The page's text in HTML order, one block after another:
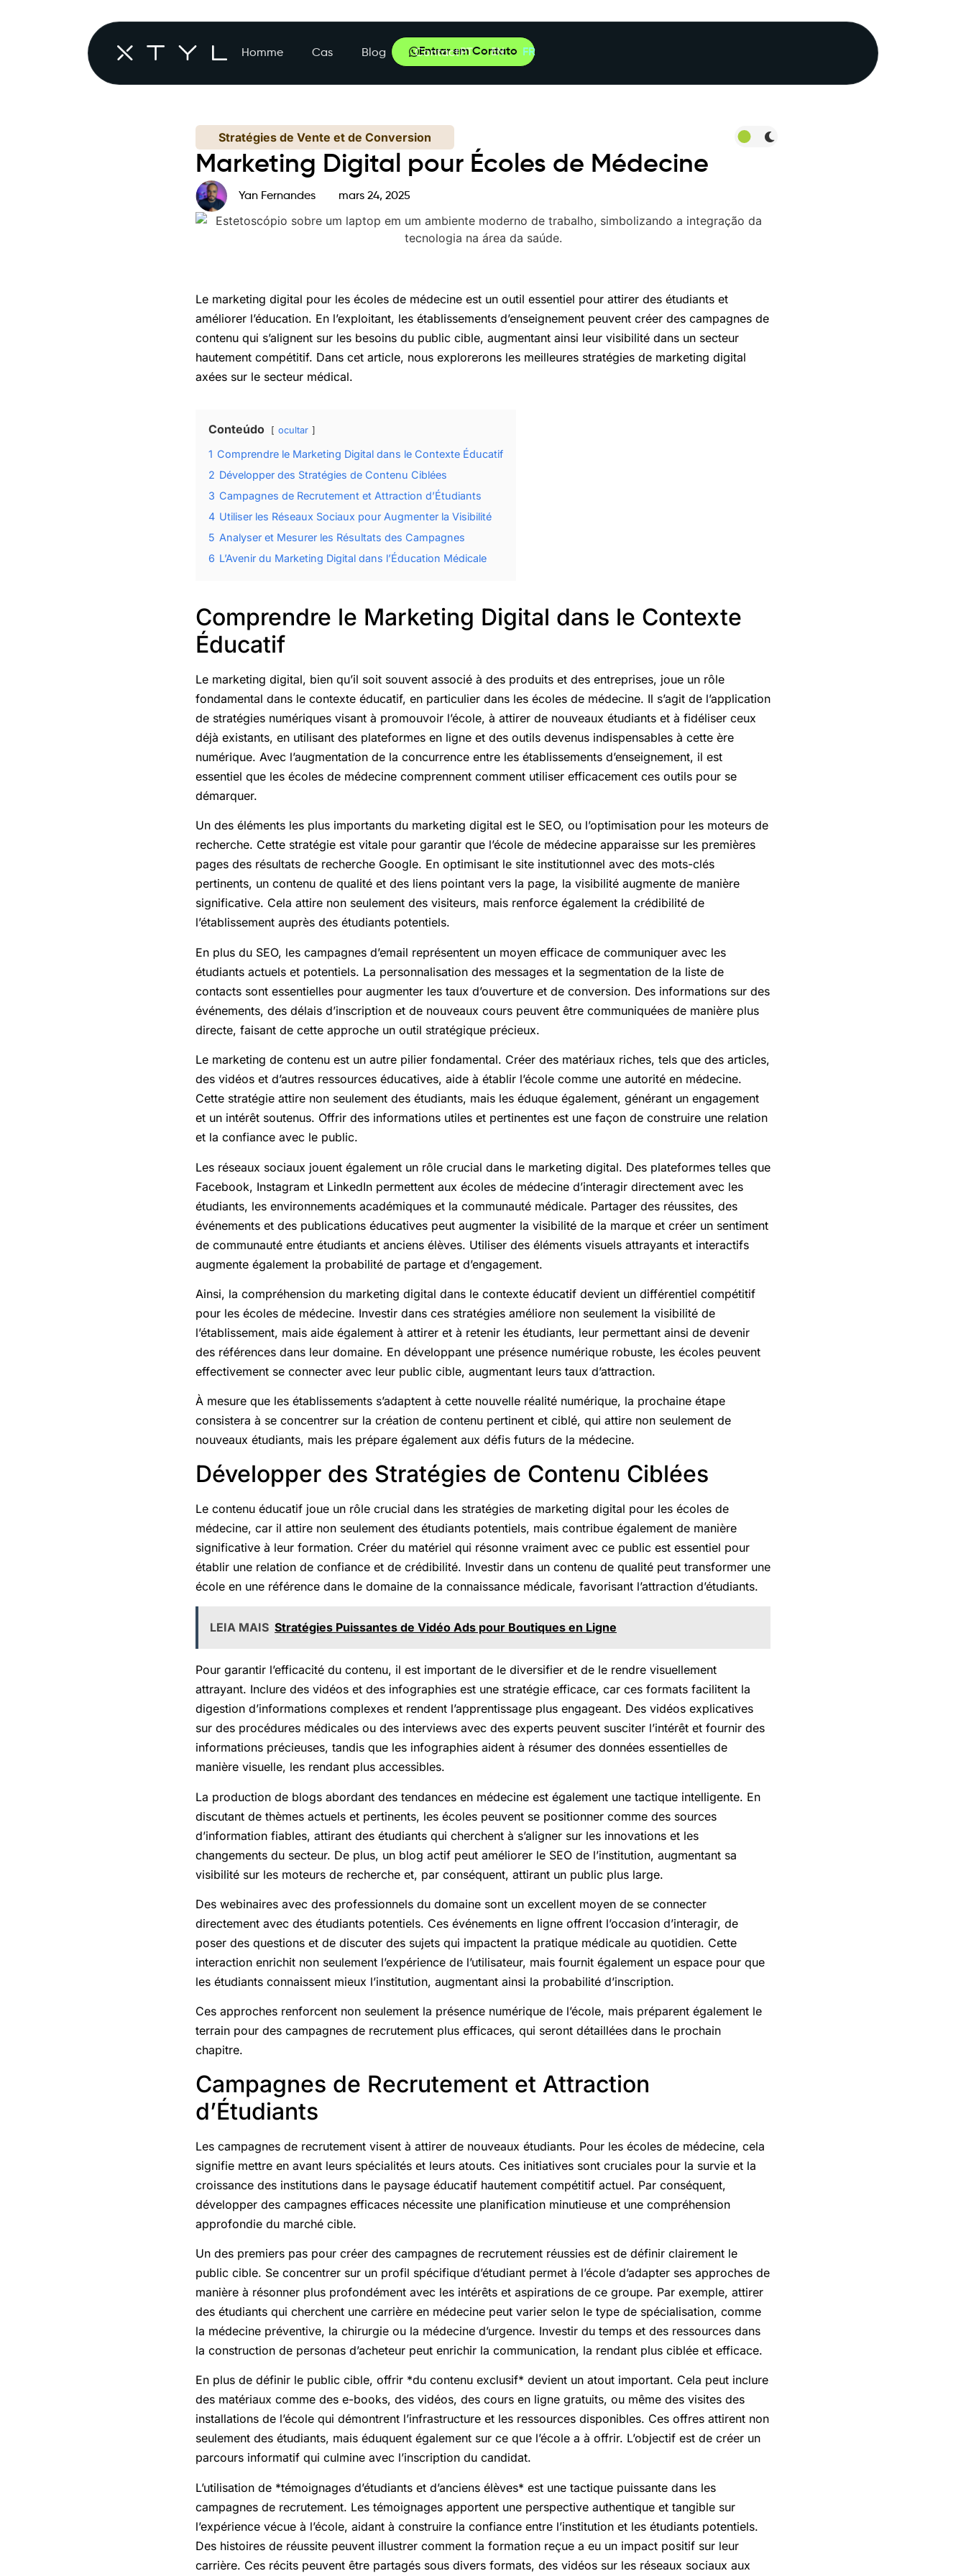
Homme Cas Blog Contact
Entrar em Contato
PT EN FR
Stratégies de Vente et de Conversion
Marketing Digital pour Écoles de Médecine
Yan Fernandes mars 24, 2025
Le marketing digital pour les écoles de médecine est un outil essentiel pour attirer des étudiants et
améliorer l’éducation. En l’exploitant, les établissements d’enseignement peuvent créer des campagnes de
contenu qui s’alignent sur les besoins du public cible, augmentant ainsi leur visibilité dans un secteur
hautement compétitif. Dans cet article, nous explorerons les meilleures stratégies de marketing digital
axées sur le secteur médical.
Conteúdo ocultar
1 Comprendre le Marketing Digital dans le Contexte Éducatif
2 Développer des Stratégies de Contenu Ciblées
3 Campagnes de Recrutement et Attraction d’Étudiants
4 Utiliser les Réseaux Sociaux pour Augmenter la Visibilité
5 Analyser et Mesurer les Résultats des Campagnes
6 L’Avenir du Marketing Digital dans l’Éducation Médicale
Comprendre le Marketing Digital dans le Contexte
Éducatif
Le marketing digital, bien qu’il soit souvent associé à des produits et des entreprises, joue un rôle
fondamental dans le contexte éducatif, en particulier dans les écoles de médecine. Il s’agit de l’application
de stratégies numériques visant à promouvoir l’école, à attirer de nouveaux étudiants et à fidéliser ceux
déjà existants, en utilisant des plateformes en ligne et des outils devenus indispensables à cette ère
numérique. Avec l’augmentation de la concurrence entre les établissements d’enseignement, il est
essentiel que les écoles de médecine comprennent comment utiliser efficacement ces outils pour se
démarquer.
Un des éléments les plus importants du marketing digital est le SEO, ou l’optimisation pour les moteurs de
recherche. Cette stratégie est vitale pour garantir que l’école de médecine apparaisse sur les premières
pages des résultats de recherche Google. En optimisant le site institutionnel avec des mots-clés
pertinents, un contenu de qualité et des liens pointant vers la page, la visibilité augmente de manière
significative. Cela attire non seulement des visiteurs, mais renforce également la crédibilité de
l’établissement auprès des étudiants potentiels.
En plus du SEO, les campagnes d’email représentent un moyen efficace de communiquer avec les
étudiants actuels et potentiels. La personnalisation des messages et la segmentation de la liste de
contacts sont essentielles pour augmenter les taux d’ouverture et de conversion. Des informations sur des
événements, des délais d’inscription et de nouveaux cours peuvent être communiquées de manière plus
directe, faisant de cette approche un outil stratégique précieux.
Le marketing de contenu est un autre pilier fondamental. Créer des matériaux riches, tels que des articles,
des vidéos et d’autres ressources éducatives, aide à établir l’école comme une autorité en médecine.
Cette stratégie attire non seulement des étudiants, mais les éduque également, générant un engagement
et un intérêt soutenus. Offrir des informations utiles et pertinentes est une façon de construire une relation
et la confiance avec le public.
Les réseaux sociaux jouent également un rôle crucial dans le marketing digital. Des plateformes telles que
Facebook, Instagram et LinkedIn permettent aux écoles de médecine d’interagir directement avec les
étudiants, les environnements académiques et la communauté médicale. Partager des réussites, des
événements et des publications éducatives peut augmenter la visibilité de la marque et créer un sentiment
de communauté entre étudiants et anciens élèves. Utiliser des éléments visuels attrayants et interactifs
augmente également la probabilité de partage et d’engagement.
Ainsi, la compréhension du marketing digital dans le contexte éducatif devient un différentiel compétitif
pour les écoles de médecine. Investir dans ces stratégies améliore non seulement la visibilité de
l’établissement, mais aide également à attirer et à retenir les étudiants, leur permettant ainsi de devenir
des références dans leur domaine. En développant une présence numérique robuste, les écoles peuvent
effectivement se connecter avec leur public cible, augmentant leurs taux d’attraction.
À mesure que les établissements s’adaptent à cette nouvelle réalité numérique, la prochaine étape
consistera à se concentrer sur la création de contenu pertinent et ciblé, qui attire non seulement de
nouveaux étudiants, mais les prépare également aux défis futurs de la médecine.
Développer des Stratégies de Contenu Ciblées
Le contenu éducatif joue un rôle crucial dans les stratégies de marketing digital pour les écoles de
médecine, car il attire non seulement des étudiants potentiels, mais contribue également de manière
significative à leur formation. Créer du matériel qui résonne vraiment avec ce public est essentiel pour
établir une relation de confiance et de crédibilité. Investir dans un contenu de qualité peut transformer une
école en une référence dans le domaine de la connaissance médicale, favorisant l’attraction d’étudiants.
LEIA MAIS Stratégies Puissantes de Vidéo Ads pour Boutiques en Ligne
Pour garantir l’efficacité du contenu, il est important de le diversifier et de le rendre visuellement
attrayant. Inclure des vidéos et des infographies est une stratégie efficace, car ces formats facilitent la
digestion d’informations complexes et rendent l’apprentissage plus engageant. Des vidéos explicatives
sur des procédures médicales ou des interviews avec des experts peuvent susciter l’intérêt et fournir des
informations précieuses, tandis que les infographies aident à résumer des données essentielles de
manière visuelle, les rendant plus accessibles.
La production de blogs abordant des tendances en médecine est également une tactique intelligente. En
discutant de thèmes actuels et pertinents, les écoles peuvent se positionner comme des sources
d’information fiables, attirant des étudiants qui cherchent à s’aligner sur les innovations et les
changements du secteur. De plus, un blog actif peut améliorer le SEO de l’institution, augmentant sa
visibilité sur les moteurs de recherche et, par conséquent, attirant un public plus large.
Des webinaires avec des professionnels du domaine sont un excellent moyen de se connecter
directement avec des étudiants potentiels. Ces événements en ligne offrent l’occasion d’interagir, de
poser des questions et de discuter des sujets qui impactent la pratique médicale au quotidien. Cette
interaction enrichit non seulement l’expérience de l’utilisateur, mais fournit également un espace pour que
les étudiants connaissent mieux l’institution, augmentant ainsi la probabilité d’inscription.
Ces approches renforcent non seulement la présence numérique de l’école, mais préparent également le
terrain pour des campagnes de recrutement plus efficaces, qui seront détaillées dans le prochain
chapitre.
Campagnes de Recrutement et Attraction
d’Étudiants
Les campagnes de recrutement visent à attirer de nouveaux étudiants. Pour les écoles de médecine, cela
signifie mettre en avant leurs spécialités et leurs atouts. Ces initiatives sont cruciales pour la survie et la
croissance des institutions dans le paysage éducatif hautement compétitif actuel. Par conséquent,
développer des campagnes efficaces nécessite une planification minutieuse et une compréhension
approfondie du marché cible.
Un des premiers pas pour créer des campagnes de recrutement réussies est de définir clairement le
public cible. Se concentrer sur un profil spécifique d’étudiant permet à l’école d’adapter ses approches de
manière à résonner plus profondément avec les intérêts et aspirations de ce groupe. Par exemple, attirer
des étudiants qui cherchent une carrière en médecine peut varier selon le type de spécialisation, comme
la médecine préventive, la chirurgie ou la médecine d’urgence. Investir du temps et des ressources dans
la construction de personas d’acheteur peut enrichir la communication, la rendant plus ciblée et efficace.
En plus de définir le public cible, offrir *du contenu exclusif* devient un atout important. Cela peut inclure
des matériaux comme des e-books, des vidéos, des cours en ligne gratuits, ou même des visites des
installations de l’école qui démontrent l’infrastructure et les ressources disponibles. Ces offres attirent non
seulement des étudiants, mais éduquent également sur ce que l’école a à offrir. L’objectif est de créer un
parcours informatif qui culmine avec l’inscription du candidat.
L’utilisation de *témoignages d’étudiants et d’anciens élèves* est une tactique puissante dans les
campagnes de recrutement. Les témoignages apportent une perspective authentique et tangible sur
l’expérience vécue à l’école, aidant à construire la confiance entre l’institution et les étudiants potentiels.
Des histoires de réussite peuvent illustrer comment la formation reçue a eu un impact positif sur leur
carrière. Ces récits peuvent être partagés sous divers formats, des vidéos sur les réseaux sociaux aux